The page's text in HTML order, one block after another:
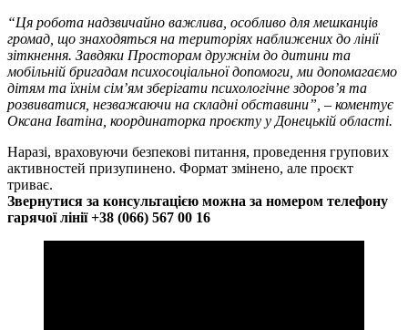
“Ця робота надзвичайно важлива, особливо для мешканців
громад, що знаходяться на територіях наближених до лінії
зіткнення. Завдяки Просторам дружнім до дитини та
мобільній бригадам психосоціальної допомоги, ми допомагаємо
дітям та їхнім сім’ям зберігати психологічне здоров’я та
розвиватися, незважаючи на складні обставини”, – коментує
Оксана Іватіна, координаторка проєкту у Донецькій області.
Наразі, враховуючи безпекові питання, проведення групових
активностей призупинено. Формат змінено, але проєкт
триває.
Звернутися за консультацією можна за номером телефону
гарячої лінії +38 (066) 567 00 16